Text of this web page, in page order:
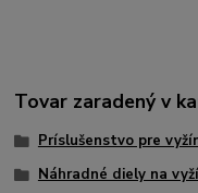
Tovar zaradený v
Príslušenstvo pre
Náhradné diely na